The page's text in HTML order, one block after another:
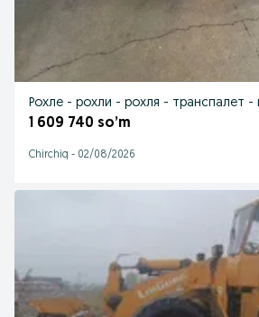
Рохле - рохли - рохля - транспалет -
1 609 740 so’m
Chirchiq - 02/08/2026